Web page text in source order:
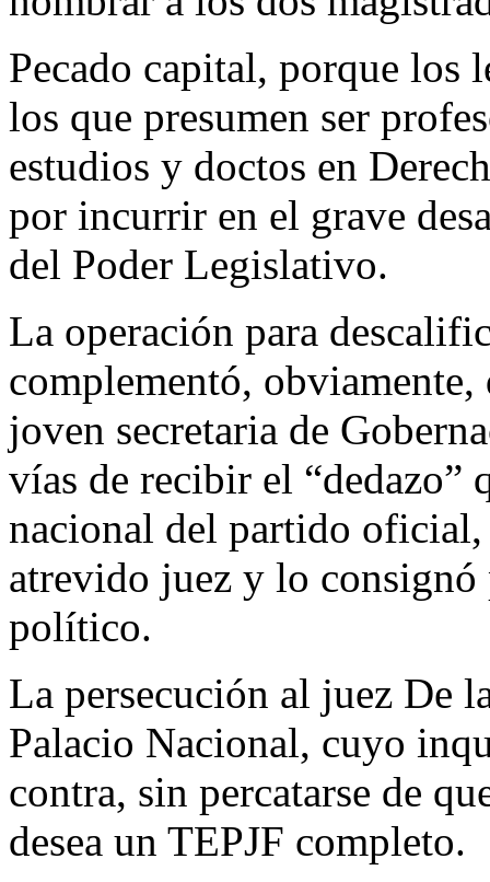
Pecado capital, porque los
los que presumen ser
estudios y doctos en
por incurrir en el grave
del Poder Legislativo.
La operación para
complementó,
joven secretaria de
vías de recibir el “dedazo”
nacional del partido
atrevido juez y lo
político.
La persecución al juez De
Palacio Nacional, cuyo
contra, sin percatarse de
desea un TEPJF completo.